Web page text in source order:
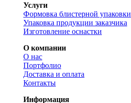
Услуги
Формовка блистерной упаковки
Упаковка продукции заказчика
Изготовление оснастки
О компании
О нас
Портфолио
Доставка и оплата
Контакты
Информация